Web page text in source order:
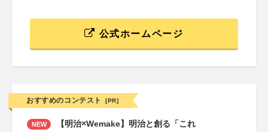
公式ホームページ
おすすめのコンテスト [PR]
NEW
【明治×Wemake】明治と創る「これ